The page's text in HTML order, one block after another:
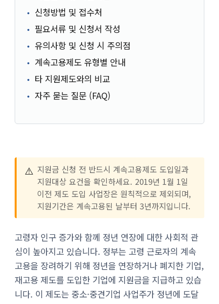
신청방법 및 접수처
필요서류 및 신청서 작성
유의사항 및 신청 시 주의점
계속고용제도 유형별 안내
타 지원제도와의 비교
자주 묻는 질문 (FAQ)
⚠️ 지원금 신청 전 반드시 계속고용제도 도입일과
지원대상 요건을 확인하세요. 2019년 1월 1일
이전 제도 도입 사업장은 원칙적으로 제외되며,
지원기간은 계속고용된 날부터 3년까지입니다.
고령자 인구 증가와 함께 정년 연장에 대한 사회적 관
심이 높아지고 있습니다. 정부는 고령 근로자의 계속
고용을 장려하기 위해 정년을 연장하거나 폐지한 기업,
재고용 제도를 도입한 기업에 지원금을 지급하고 있습
니다. 이 제도는 중소·중견기업 사업주가 정년에 도달